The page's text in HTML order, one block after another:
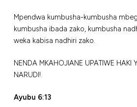
Mpendwa kumbusha-kumbusha
kumbusha ibada zako, kumbusha
weka kabisa nadhiri zako.
NENDA MKAHOJIANE UPATIWE HAKI
NARUDI!.
Ayubu 6:13